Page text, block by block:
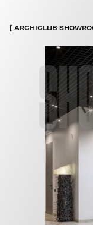
ARCHICLUB